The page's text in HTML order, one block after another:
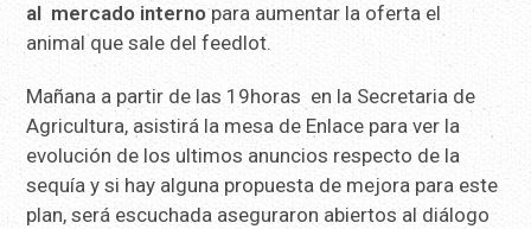
al mercado internopara aumentar la oferta el
animal que sale del feedlot.
Mañana a partir de las 19horas en la Secretaria de
Agricultura, asistirá la mesa de Enlace para ver la
evolución de los ultimos anuncios respecto de la
sequía y si hay alguna propuesta de mejora para este
plan, será escuchada aseguraron abiertos al diálogo